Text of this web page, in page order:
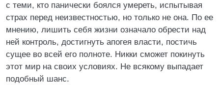
с теми, кто панически боялся умереть, испытывая
страх перед неизвестностью, но только не она. По ее
мнению, лишить себя жизни означало обрести над
ней контроль, достигнуть апогея власти, постичь
сущее во всей его полноте. Никки сможет покинуть
этот мир на своих условиях. Не всякому выпадает
подобный шанс.